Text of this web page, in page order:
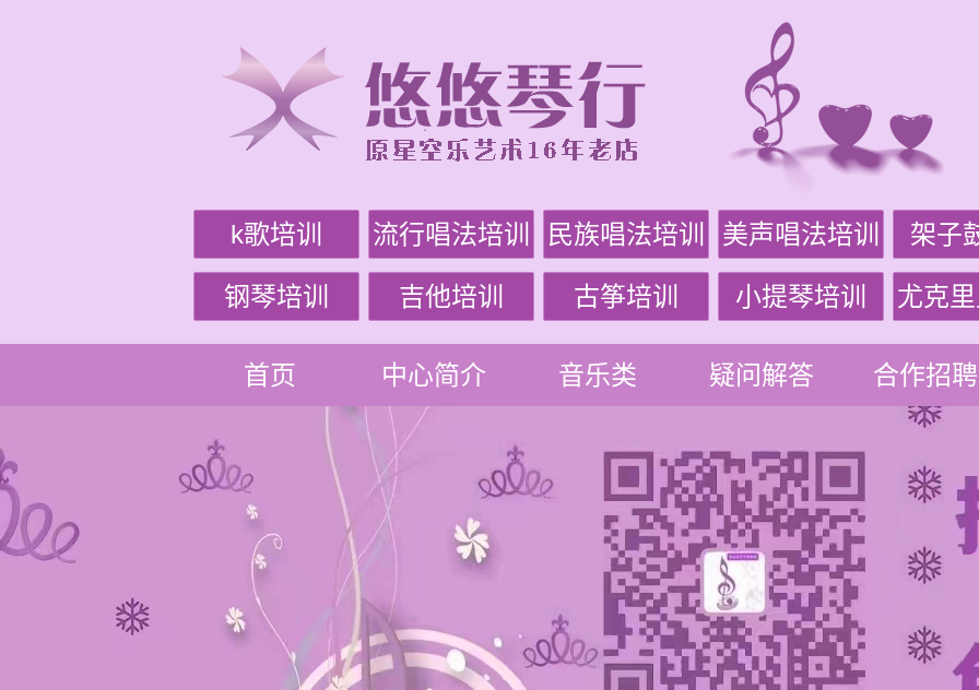
k歌培训 流行唱法培训 民族唱法培训 美声唱法培训 架子
钢琴培训 吉他培训 古筝培训 小提琴培训 尤克
首页 中心简介 音乐类 疑问解答 合作招聘